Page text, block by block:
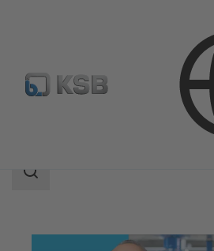
Servicio puesta a punto
Área